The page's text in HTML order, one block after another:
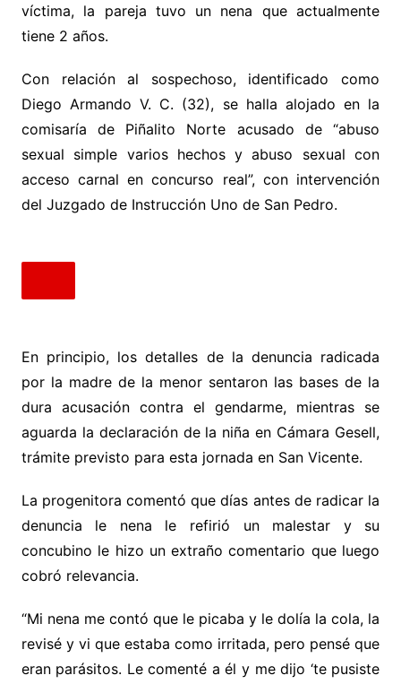
víctima, la pareja tuvo un nena que actualmente
tiene 2 años.
Con relación al sospechoso, identificado como
Diego Armando V. C. (32), se halla alojado en la
comisaría de Piñalito Norte acusado de “abuso
sexual simple varios hechos y abuso sexual con
acceso carnal en concurso real”, con intervención
del Juzgado de Instrucción Uno de San Pedro.
En principio, los detalles de la denuncia radicada
por la madre de la menor sentaron las bases de la
dura acusación contra el gendarme, mientras se
aguarda la declaración de la niña en Cámara Gesell,
trámite previsto para esta jornada en San Vicente.
La progenitora comentó que días antes de radicar la
denuncia le nena le refirió un malestar y su
concubino le hizo un extraño comentario que luego
cobró relevancia.
“Mi nena me contó que le picaba y le dolía la cola, la
revisé y vi que estaba como irritada, pero pensé que
eran parásitos. Le comenté a él y me dijo ‘te pusiste